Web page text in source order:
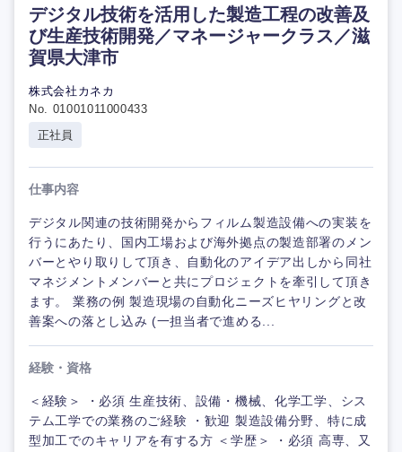
デジタル技術を活用した製造工程の改善及
び生産技術開発／マネージャークラス／滋
賀県大津市
株式会社カネカ
No. 01001011000433
正社員
仕事内容
デジタル関連の技術開発からフィルム製造設備への実装を
行うにあたり、国内工場および海外拠点の製造部署のメン
バーとやり取りして頂き、自動化のアイデア出しから同社
マネジメントメンバーと共にプロジェクトを牽引して頂き
ます。 業務の例 製造現場の自動化ニーズヒヤリングと改
善案への落とし込み (一担当者で進める...
経験・資格
＜経験＞ ・必須 生産技術、設備・機械、化学工学、シス
テム工学での業務のご経験 ・歓迎 製造設備分野、特に成
型加工でのキャリアを有する方 ＜学歴＞ ・必須 高専、又